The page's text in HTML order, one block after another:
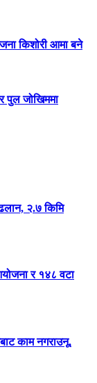
किशोरी आमा बने
पुल जोखिममा
२.७ किमि
र १४८ वटा
काम नगराउनू,